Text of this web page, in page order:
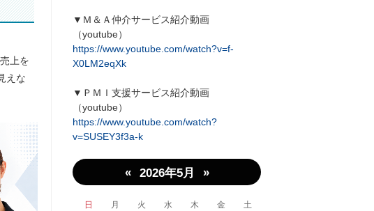
上を
えな
▼Ｍ＆Ａ仲介サービス紹介動画
（youtube）
https://www.youtube.com/watch?v=f-
X0LM2eqXk
▼ＰＭＩ支援サービス紹介動画
（youtube）
https://www.youtube.com/watch?
v=SUSEY3f3a-k
« 2026年5月 »
日 月 火 水 木 金
土